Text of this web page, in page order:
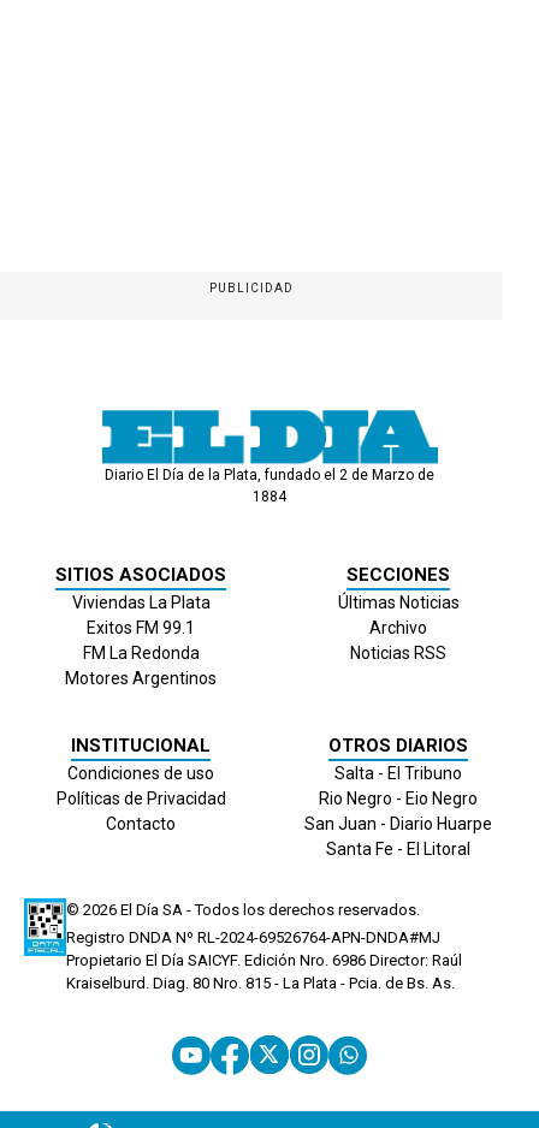
PUBLICIDAD
Diario El Día de la Plata, fundado el 2 de Marzo de
1884
SITIOS ASOCIADOS
Viviendas La Plata
Exitos FM 99.1
FM La Redonda
Motores Argentinos
SECCIONES
Últimas Noticias
Archivo
Noticias RSS
INSTITUCIONAL
Condiciones de uso
Políticas de Privacidad
Contacto
OTROS DIARIOS
Salta - El Tribuno
Rio Negro - Eio Negro
San Juan - Diario Huarpe
Santa Fe - El Litoral
© 2026 El Día SA - Todos los derechos reservados.
Registro DNDA Nº RL-2024-69526764-APN-DNDA#MJ
Propietario El Día SAICYF. Edición Nro. 6986 Director: Raúl
Kraiselburd. Diag. 80 Nro. 815 - La Plata - Pcia. de Bs. As.